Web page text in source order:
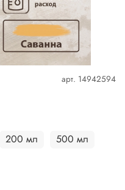
арт. 14942594
200 мл
500 мл